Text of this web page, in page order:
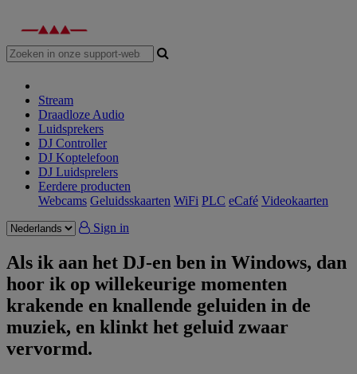
Stream
Draadloze Audio
Luidsprekers
DJ Controller
DJ Koptelefoon
DJ Luidsprelers
Eerdere producten
Webcams Geluidsskaarten WiFi PLC eCafé Videokaarten
Sign in
Als ik aan het DJ-en ben in Windows, dan
hoor ik op willekeurige momenten
krakende en knallende geluiden in de
muziek, en klinkt het geluid zwaar
vervormd.